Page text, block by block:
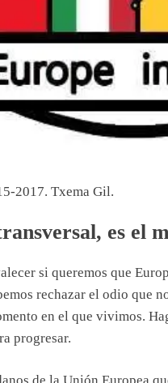
2017. Txema Gil.
es el
si queremos que
rechazar el odio que
en el que vivimos.
progresar.